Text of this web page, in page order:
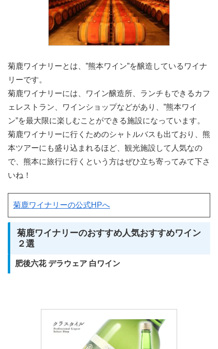
菊鹿ワイナリーとは、”熊本ワイン”を醸造しているワイナ
リーです。
菊鹿ワイナリーには、ワイン醸造所、ランチもできるカフ
ェレストラン、ワインショップなどがあり、”熊本ワイ
ン”を最大限に楽しむことができる施設になっています。
菊鹿ワイナリーに行くためのシャトルバスも出ており、熊
本ツアーにも盛り込まれるほど、観光施設して人気なの
で、熊本に旅行に行くという方はぜひ立ち寄ってみて下さ
いね！
菊鹿ワイナリーの公式HPへ
菊鹿ワイナリーのおすすめ人気おすすめワイン
２選
肥後六花 デラウェア 白ワイン